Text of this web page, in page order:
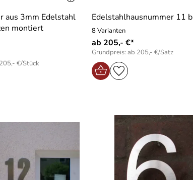
aus 3mm Edelstahl
montiert
€/Stück
Edelstahlhausnummer 11 b
8 Varianten
ab 205,- €*
Grundpreis: ab 205,- €/Satz